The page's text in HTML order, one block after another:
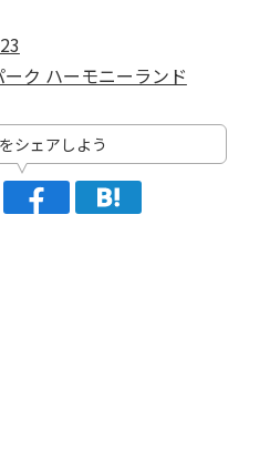
ク ハーモニーランド
シェアしよう